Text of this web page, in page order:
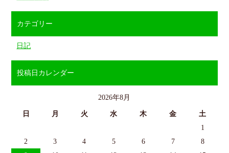
カテゴリー
日記
投稿日カレンダー
2026年8月
日 月 火 水 木 金
土
1
2
3 4 5 6 7
8